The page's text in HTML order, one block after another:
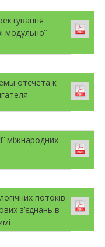
модульної
отсчета к
міжнародних
потоків
з’єднань в